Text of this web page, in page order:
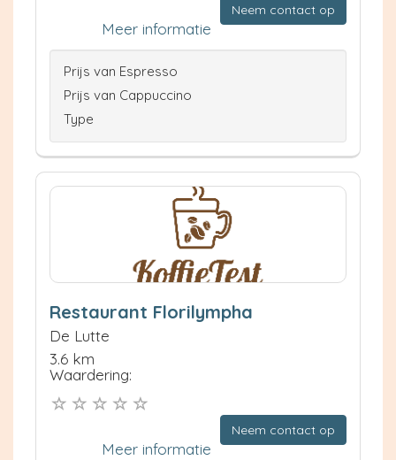
Neem contact op
Meer informatie
Prijs van Espresso
Prijs van Cappuccino
Type
Restaurant Florilympha
De Lutte
3.6 km
Waardering:
Neem contact op
Meer informatie